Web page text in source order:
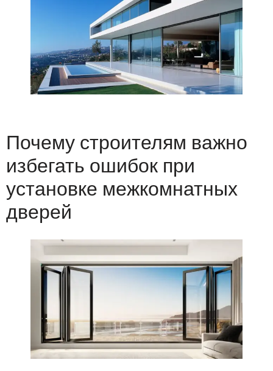
Почему строителям важно
избегать ошибок при
установке межкомнатных
дверей